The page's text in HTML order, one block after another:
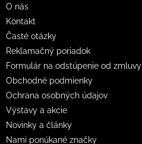
O nás
Kontakt
Časté otázky
Reklamačný poriadok
Formulár na odstúpenie od zmluvy
Obchodné podmienky
Ochrana osobných údajov
Výstavy a akcie
Novinky a články
Nami ponúkané značky